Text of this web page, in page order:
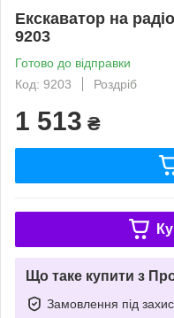
Екскаватор на
9203
Готово до відправки
Код: 9203
Роздріб
1 513 ₴
Що таке купити з
Замовлення під